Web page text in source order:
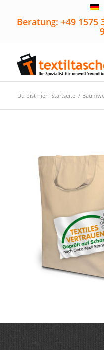
Beratung: +49 1575
Du bist hier: Startseite /